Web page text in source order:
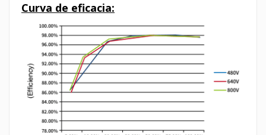
Curva de eficacia: